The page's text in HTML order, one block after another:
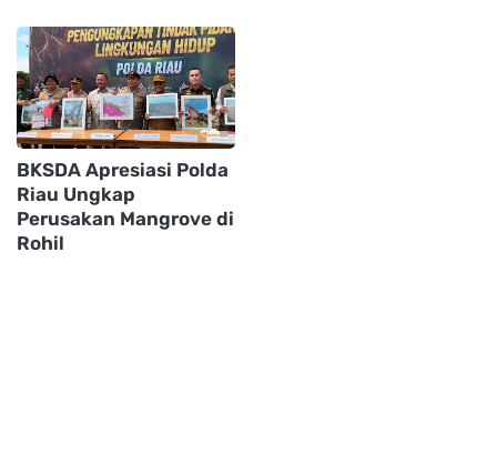
BKSDA Apresiasi Polda
Riau Ungkap
Perusakan Mangrove di
Rohil